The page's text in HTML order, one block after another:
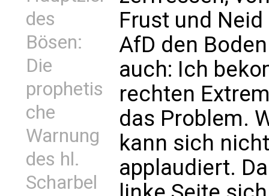
des
Bösen:
Die
prophetis
che
Warnung
des hl.
Scharbel
Frust und
AfD den
auch: Ich
rechten
das Problem.
kann sich
applaudiert.